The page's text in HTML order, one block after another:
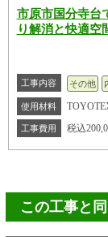
市原市国分寺台
り解消と快適空
工事内容 その他
使用材料
工事費用 税込
この工事と